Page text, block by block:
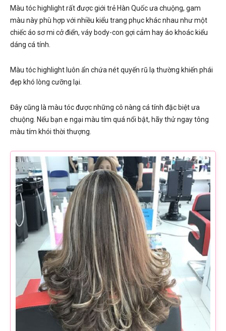
Màu tóc highlight rất được giới trẻ Hàn Quốc ưa chuộng, gam
màu này phù hợp với nhiều kiểu trang phục khác nhau như một
chiếc áo sơ mi cở điển, váy body-con gợi cảm hay áo khoác kiểu
dáng cá tính.
Màu tóc highlight luôn ẩn chứa nét quyến rũ lạ thường khiến phái
đẹp khó lòng cưỡng lại.
Đây cũng là màu tóc được những cô nàng cá tính đặc biệt ưa
chuộng. Nếu bạn e ngại màu tím quá nổi bật, hãy thử ngay tông
màu tím khói thời thượng.